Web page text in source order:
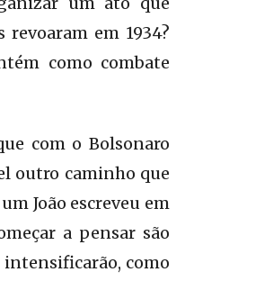
em 1934?
como combate
com o Bolsonaro
outro caminho que
João escreveu em
a pensar são
intensificarão, como